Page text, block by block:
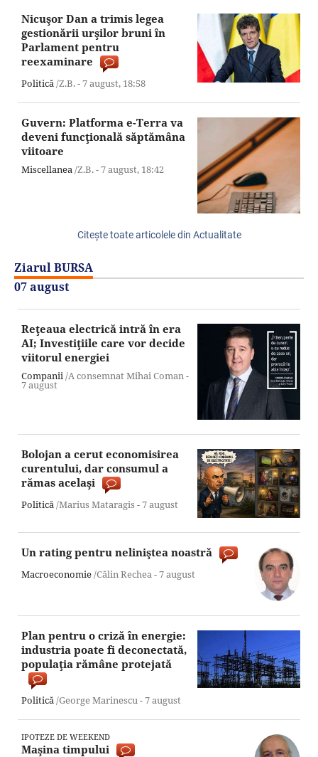
Nicuşor Dan a trimis legea
gestionării urşilor bruni în
Parlament pentru
reexaminare
Politică/Z.B. -7 august, 18:58
Guvern: Platforma e-Terra va
deveni funcţională săptămâna
viitoare
Miscellanea/Z.B. -7 august, 18:42
Citeşte toate articolele din Actualitate
Ziarul BURSA
07 august
Reţeaua electrică intră în era
AI; Investiţiile care vor decide
viitorul energiei
Companii/A consemnat Mihai Coman -
7 august
Bolojan a cerut economisirea
curentului, dar consumul a
rămas acelaşi
Politică/Marius Mataragis -7 august
Un rating pentru neliniştea noastră
Macroeconomie/Călin Rechea -7 august
Plan pentru o criză în energie:
industria poate fi deconectată,
populaţia rămâne protejată
Politică/George Marinescu -7 august
IPOTEZE DE WEEKEND
Maşina timpului